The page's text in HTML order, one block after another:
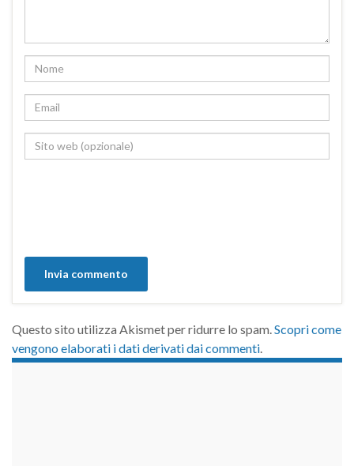
Questo sito utilizza Akismet per ridurre lo spam.Scopri come
vengono elaborati i dati derivati dai commenti.